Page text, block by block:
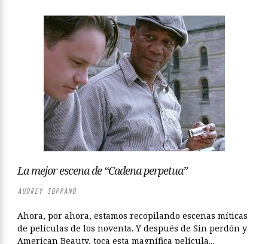
La mejor escena de “Cadena perpetua”
AUDREY SOPRANO
Ahora, por ahora, estamos recopilando escenas míticas
de películas de los noventa. Y después de Sin perdón y
American Beauty, toca esta magnífica película...